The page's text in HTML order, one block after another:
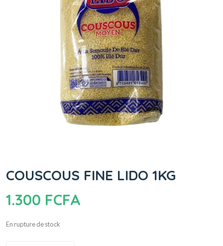
COUSCOUS FINE LIDO 1KG
1.300 FCFA
En rupture de stock